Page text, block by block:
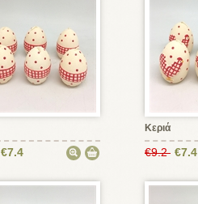
€7.4
Κεριά
€9.2 €7.4